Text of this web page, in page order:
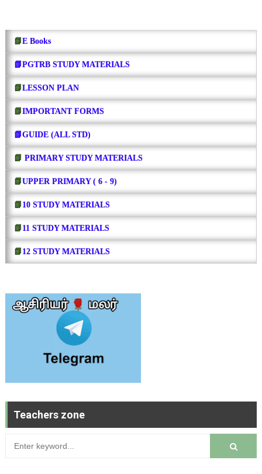
📗E Books
📗PGTRB STUDY MATERIALS
📗LESSON PLAN
📗IMPORTANT FORMS
📗GUIDE (ALL STD)
📗 PRIMARY STUDY MATERIALS
📗UPPER PRIMARY ( 6 - 9)
📗 10 STUDY MATERIALS
📗 11 STUDY MATERIALS
📗 12 STUDY MATERIALS
Teachers zone